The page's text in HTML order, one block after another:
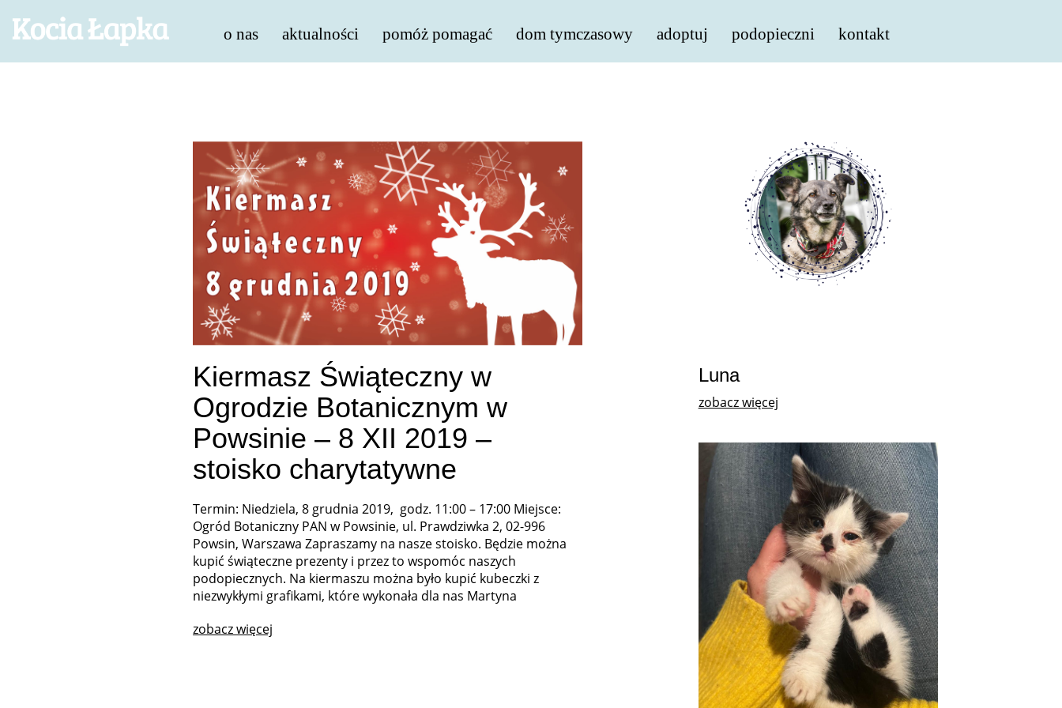
o nas aktualności pomóż pomagać dom tymczasowy adoptuj podopieczni kontakt
Kiermasz Świąteczny w
Ogrodzie Botanicznym w
Powsinie – 8 XII 2019 –
stoisko charytatywne
Termin: Niedziela, 8 grudnia 2019, godz. 11:00 – 17:00 Miejsce:
Ogród Botaniczny PAN w Powsinie, ul. Prawdziwka 2, 02-996
Powsin, Warszawa Zapraszamy na nasze stoisko. Będzie można
kupić świąteczne prezenty i przez to wspomóc naszych
podopiecznych. Na kiermaszu można było kupić kubeczki z
niezwykłymi grafikami, które wykonała dla nas Martyna
zobacz więcej
Luna
zobacz więcej